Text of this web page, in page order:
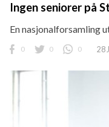
Ingen seniorer på
En nasjonalforsamling
0 0 0 28